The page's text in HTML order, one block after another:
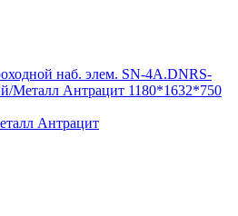
наб. элем. SN-4A.DNRS-
Металл Антрацит 1180*1632*750
Антрацит